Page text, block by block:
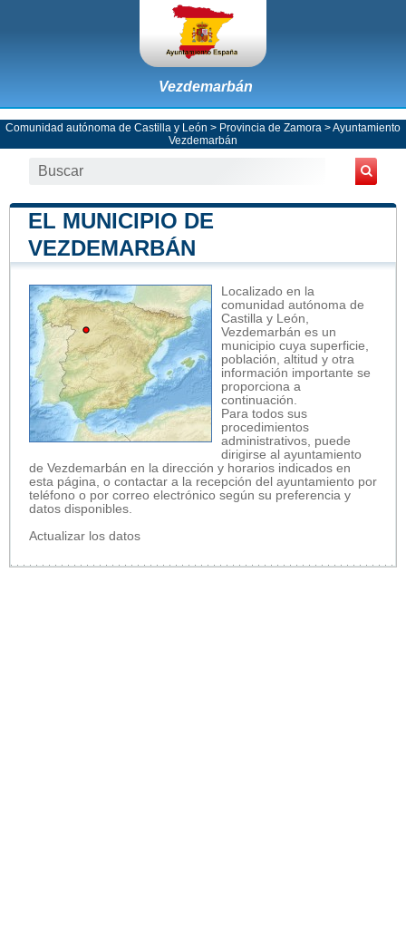
Vezdemarbán
Comunidad autónoma de Castilla y León > Provincia de Zamora >Ayuntamiento
Vezdemarbán
EL MUNICIPIO DE
VEZDEMARBÁN
Localizado en la
comunidad autónoma de
Castilla y León,
Vezdemarbán es un
municipio cuya superficie,
población, altitud y otra
información importante se
proporciona a
continuación.
Para todos sus
procedimientos
administrativos, puede
dirigirse al ayuntamiento
de Vezdemarbán en la dirección y horarios indicados en
esta página, o contactar a la recepción del ayuntamiento por
teléfono o por correo electrónico según su preferencia y
datos disponibles.
Actualizar los datos